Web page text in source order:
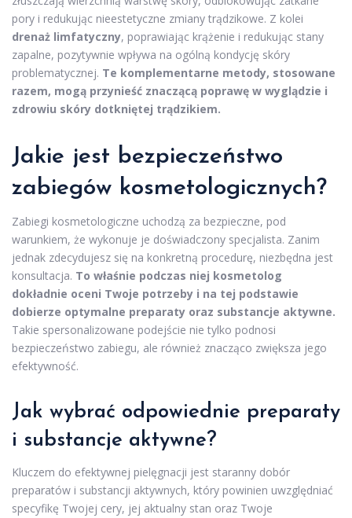
pory i redukując nieestetyczne zmiany trądzikowe. Z kolei
drenaż limfatyczny, poprawiając krążenie i redukując stany
zapalne, pozytywnie wpływa na ogólną kondycję skóry
problematycznej. Te komplementarne metody, stosowane
razem, mogą przynieść znaczącą poprawę w wyglądzie i
zdrowiu skóry dotkniętej trądzikiem.
Jakie jest bezpieczeństwo
zabiegów kosmetologicznych?
Zabiegi kosmetologiczne uchodzą za bezpieczne, pod
warunkiem, że wykonuje je doświadczony specjalista. Zanim
jednak zdecydujesz się na konkretną procedurę, niezbędna jest
konsultacja. To właśnie podczas niej kosmetolog
dokładnie oceni Twoje potrzeby i na tej podstawie
dobierze optymalne preparaty oraz substancje aktywne.
Takie spersonalizowane podejście nie tylko podnosi
bezpieczeństwo zabiegu, ale również znacząco zwiększa jego
efektywność.
Jak wybrać odpowiednie preparaty
i substancje aktywne?
Kluczem do efektywnej pielęgnacji jest staranny dobór
preparatów i substancji aktywnych, który powinien uwzględniać
specyfikę Twojej cery, jej aktualny stan oraz Twoje